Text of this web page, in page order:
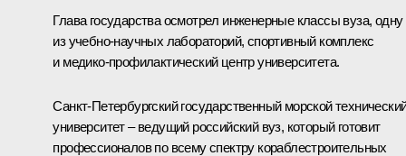
Глава государства осмотрел инженерные классы вуза, одну
из учебно-научных лабораторий, спортивный комплекс
и медико-профилактический центр университета.
Санкт-Петербургский государственный морской
университет – ведущий российский вуз, который готовит
профессионалов по всему спектру кораблестроительных